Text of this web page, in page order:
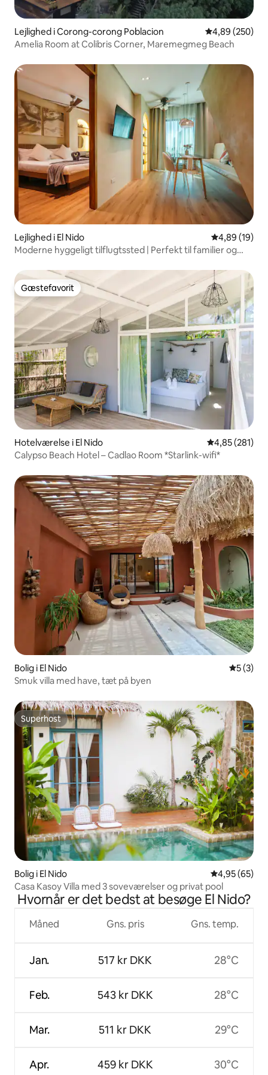
Lejlighed i Corong-corong Poblacion 4,89 ud af 5 i
4,89 (250)
Amelia Room at Colibris Corner, Maremegmeg Beach
Lejlighed i El Nido 4,89 ud af 5 i
4,89 (19)
Moderne hyggeligt tilflugtssted | Perfekt til familier og
Gæstefavorit
Gæstefavorit
Hotelværelse i El Nido 4,85 ud af 5 i
4,85 (281)
Calypso Beach Hotel – Cadlao Room *Starlink-wifi*
Bolig i El Nido 5 ud af 5
5 (3)
Smuk villa med have, tæt på byen
Superhost
Superhost
Bolig i El Nido 4,95 ud af 5 i
4,95 (65)
Casa Kasoy Villa med 3 soveværelser og privat pool
Hvornår er det bedst at besøge El Nido?
Måned
Jan.
Feb.
Mar.
Apr.
Gns. pris
517 kr DKK
543 kr DKK
511 kr DKK
459 kr DKK
Gns. temp.
28°C
28°C
29°C
30°C